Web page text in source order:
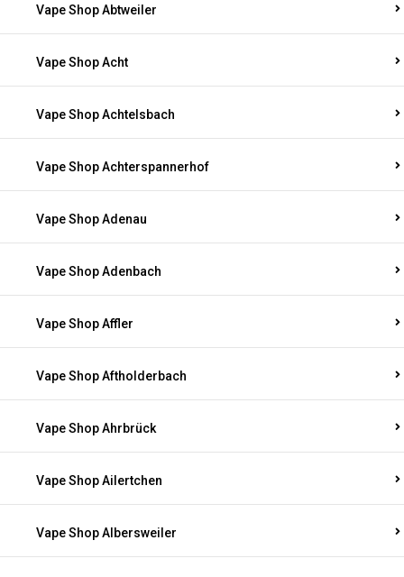
Vape Shop Abtweiler
Vape Shop Acht
Vape Shop Achtelsbach
Vape Shop Achterspannerhof
Vape Shop Adenau
Vape Shop Adenbach
Vape Shop Affler
Vape Shop Aftholderbach
Vape Shop Ahrbrück
Vape Shop Ailertchen
Vape Shop Albersweiler